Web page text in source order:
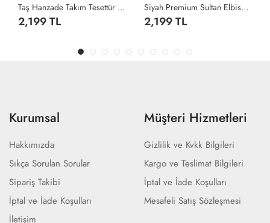
Taş Hanzade Takım Tesettür Giyim Taş Rengi
2,199 TL
Siyah Premium Sultan Elbise Tesettür Giyim Siyah
2,199 TL
Kurumsal
Hakkımızda
Sıkça Sorulan Sorular
Sipariş Takibi
İptal ve İade Koşulları
İletişim
Müşteri Hizmetleri
Gizlilik ve Kvkk Bilgileri
Kargo ve Teslimat Bilgileri
İptal ve İade Koşulları
Mesafeli Satış Sözleşmesi